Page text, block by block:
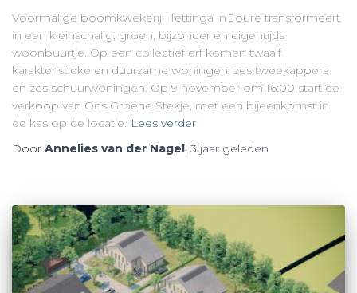
Voormalige boomkwekerij Hettinga in Joure transformeert
in een kleinschalig, groen, bijzonder en eigentijds
woonbuurtje. Op een collectief erf komen twaalf
karakteristieke en duurzame woningen: zes tweekappers
en zes schuurwoningen. Op 9 november om 16:00 start de
verkoop van Ons Groene Stekje, met een bijeenkomst in
de kas op de locatie. Lees verder
Door Annelies van der Nagel , 3 jaar geleden